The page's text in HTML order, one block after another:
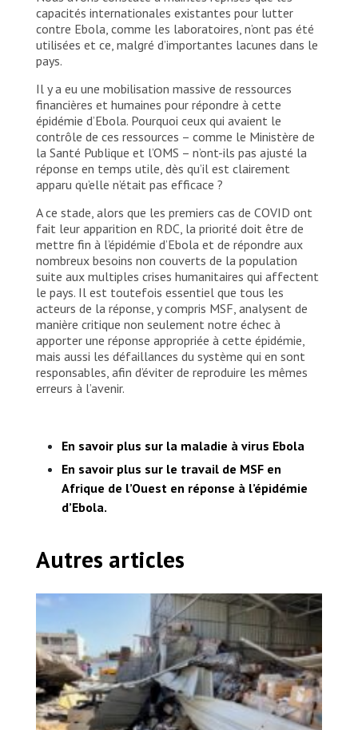
capacités internationales existantes pour lutter
contre Ebola, comme les laboratoires, n’ont pas été
utilisées et ce, malgré d’importantes lacunes dans le
pays.
Il y a eu une mobilisation massive de ressources
financières et humaines pour répondre à cette
épidémie d’Ebola. Pourquoi ceux qui avaient le
contrôle de ces ressources – comme le Ministère de
la Santé Publique et l’OMS – n’ont-ils pas ajusté la
réponse en temps utile, dès qu’il est clairement
apparu qu’elle n’était pas efficace ?
A ce stade, alors que les premiers cas de COVID ont
fait leur apparition en RDC, la priorité doit être de
mettre fin à l’épidémie d’Ebola et de répondre aux
nombreux besoins non couverts de la population
suite aux multiples crises humanitaires qui affectent
le pays. Il est toutefois essentiel que tous les
acteurs de la réponse, y compris MSF, analysent de
manière critique non seulement notre échec à
apporter une réponse appropriée à cette épidémie,
mais aussi les défaillances du système qui en sont
responsables, afin d’éviter de reproduire les mêmes
erreurs à l’avenir.
En savoir plus sur la maladie à virus Ebola
En savoir plus sur le travail de MSF en
Afrique de l’Ouest en réponse à l’épidémie
d’Ebola.
Autres articles